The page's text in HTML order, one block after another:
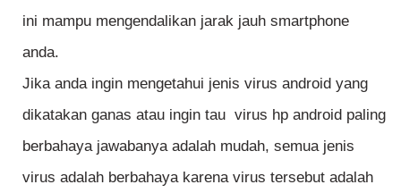
ini mampu mengendalikan jarak jauh smartphone
anda.
Jika anda ingin mengetahui jenis virus android yang
dikatakan ganas atau ingin tau virus hp android paling
berbahaya jawabanya adalah mudah, semua jenis
virus adalah berbahaya karena virus tersebut adalah